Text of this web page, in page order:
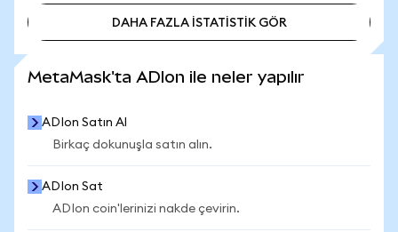
DAHA FAZLA İSTATİSTİK GÖR
MetaMask'ta ADIon ile neler yapılır
ADIon Satın Al
Birkaç dokunuşla satın alın.
ADIon Sat
ADIon coin'lerinizi nakde çevirin.